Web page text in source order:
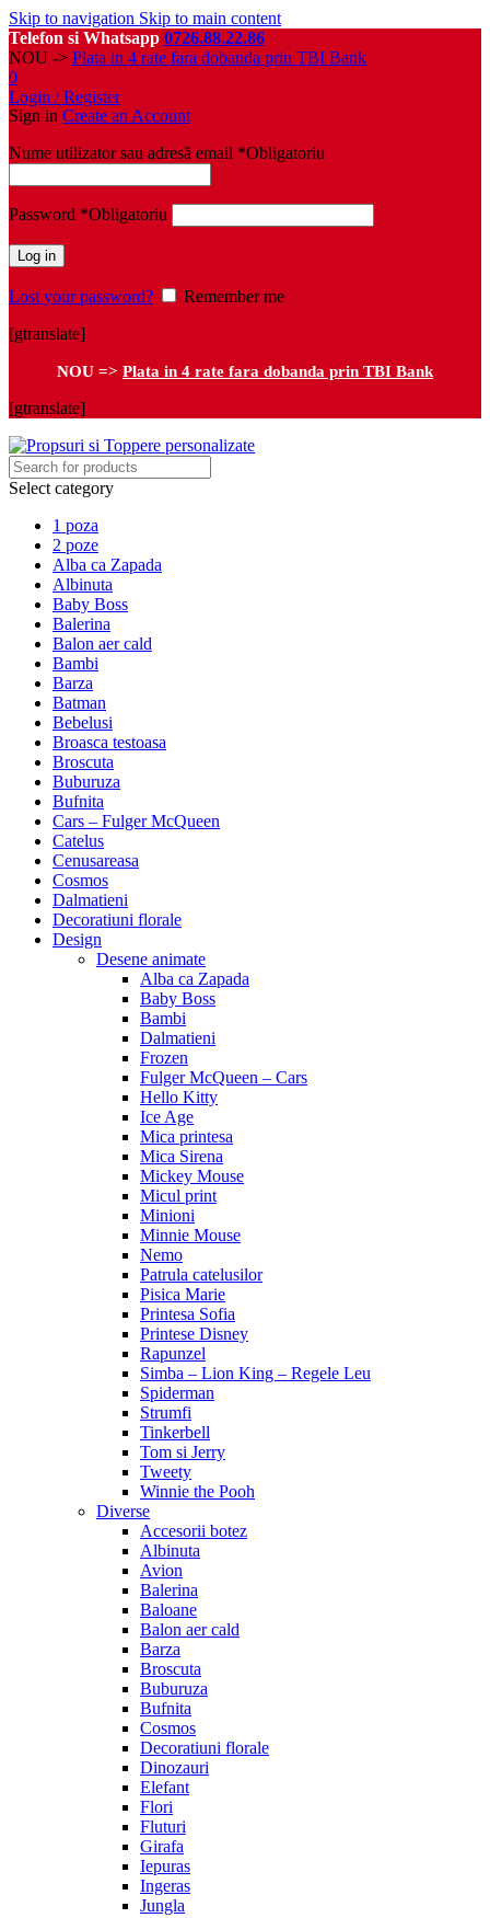
Skip to navigation Skip to main content
Telefon si Whatsapp 0726.88.22.86
NOU -> Plata in 4 rate fara dobanda prin TBI Bank
0
Login / Register
Sign in Create an Account
Nume utilizator sau adresă email *Obligatoriu
Password *Obligatoriu
Log in
Lost your password?
Remember me
[gtranslate]
NOU => Plata in 4 rate fara dobanda prin TBI Bank
[gtranslate]
Select category
1 poza
2 poze
Alba ca Zapada
Albinuta
Baby Boss
Balerina
Balon aer cald
Bambi
Barza
Batman
Bebelusi
Broasca testoasa
Broscuta
Buburuza
Bufnita
Cars – Fulger McQueen
Catelus
Cenusareasa
Cosmos
Dalmatieni
Decoratiuni florale
Design
Desene animate
Alba ca Zapada
Baby Boss
Bambi
Dalmatieni
Frozen
Fulger McQueen – Cars
Hello Kitty
Ice Age
Mica printesa
Mica Sirena
Mickey Mouse
Micul print
Minioni
Minnie Mouse
Nemo
Patrula catelusilor
Pisica Marie
Printesa Sofia
Printese Disney
Rapunzel
Simba – Lion King – Regele Leu
Spiderman
Strumfi
Tinkerbell
Tom si Jerry
Tweety
Winnie the Pooh
Diverse
Accesorii botez
Albinuta
Avion
Balerina
Baloane
Balon aer cald
Barza
Broscuta
Buburuza
Bufnita
Cosmos
Decoratiuni florale
Dinozauri
Elefant
Flori
Fluturi
Girafa
Iepuras
Ingeras
Jungla